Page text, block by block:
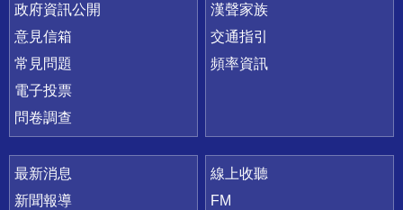
政府資訊公開
意見信箱
常見問題
電子投票
問卷調查
漢聲家族
交通指引
頻率資訊
最新消息
新聞報導
線上收聽
FM